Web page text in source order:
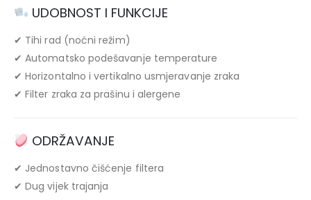
UDOBNOST I FUNKCIJE
✔ Tihi rad (noćni režim)
✔ Automatsko podešavanje temperature
✔ Horizontalno i vertikalno usmjeravanje zraka
✔ Filter zraka za prašinu i alergene
ODRŽAVANJE
✔ Jednostavno čišćenje filtera
✔ Dug vijek trajanja